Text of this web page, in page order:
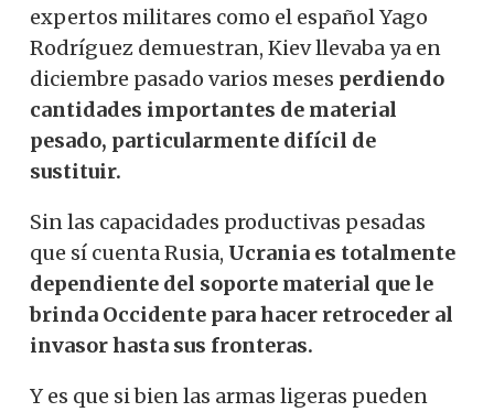
expertos militares como el español Yago
Rodríguez demuestran, Kiev llevaba ya en
diciembre pasado varios meses perdiendo
cantidades importantes de material
pesado, particularmente difícil de
sustituir.
Sin las capacidades productivas pesadas
que sí cuenta Rusia, Ucrania es totalmente
dependiente del soporte material que le
brinda Occidente para hacer retroceder al
invasor hasta sus fronteras.
Y es que si bien las armas ligeras pueden